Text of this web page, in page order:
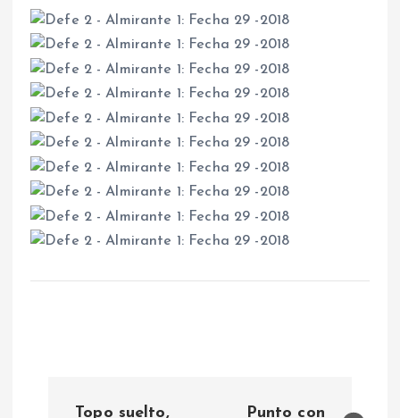
Topo suelto,
Punto con